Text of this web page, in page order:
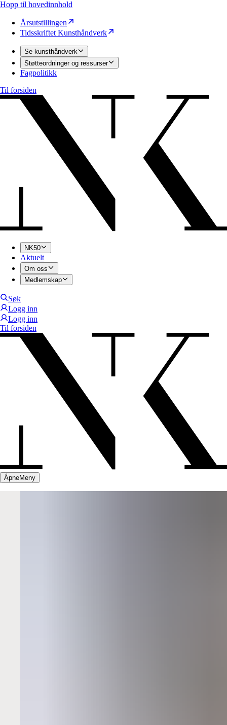
Hopp til hovedinnhold
Årsutstillingen
Tidsskriftet Kunsthåndverk
Se kunsthåndverk
Støtteordninger og ressurser
Fagpolitikk
Til forsiden
NK50
Aktuelt
Om oss
Medlemskap
Søk
Logg inn
Logg inn
Til forsiden
ÅpneMeny